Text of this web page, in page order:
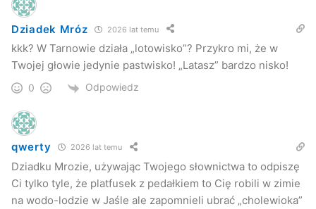
Dziadek Mróz 2026 lat temu
kkk? W Tarnowie działa „lotowisko”? Przykro mi, że w
Twojej głowie jedynie pastwisko! „Latasz” bardzo nisko!
0 Odpowiedz
qwerty 2026 lat temu
Dziadku Mrozie, używając Twojego słownictwa to odpiszę
Ci tylko tyle, że platfusek z pedałkiem to Cię robili w zimie
na wodo-lodzie w Jaśle ale zapomnieli ubrać „cholewioka”